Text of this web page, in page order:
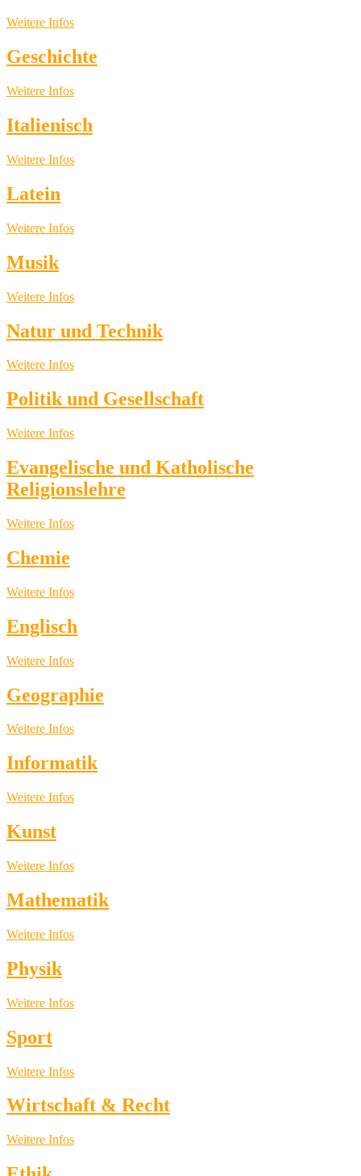
Weitere Infos
Geschichte
Weitere Infos
Italienisch
Weitere Infos
Latein
Weitere Infos
Musik
Weitere Infos
Natur und Technik
Weitere Infos
Politik und Gesellschaft
Weitere Infos
Evangelische und Katholische
Religionslehre
Weitere Infos
Chemie
Weitere Infos
Englisch
Weitere Infos
Geographie
Weitere Infos
Informatik
Weitere Infos
Kunst
Weitere Infos
Mathematik
Weitere Infos
Physik
Weitere Infos
Sport
Weitere Infos
Wirtschaft & Recht
Weitere Infos